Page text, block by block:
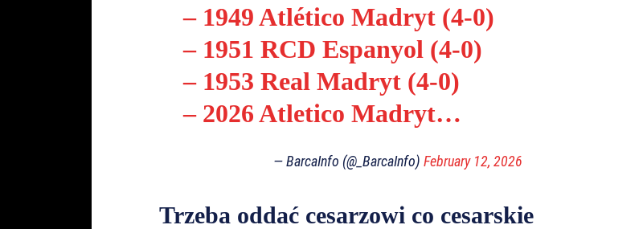
– 1949 Atlético Madryt (4-0)
– 1951 RCD Espanyol (4-0)
– 1953 Real Madryt (4-0)
– 2026 Atletico Madryt…
— BarcaInfo (@_BarcaInfo) February 12, 2026
Trzeba oddać cesarzowi co cesarskie